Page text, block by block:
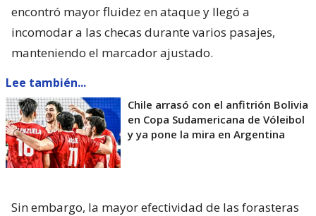
encontró mayor fluidez en ataque y llegó a
incomodar a las checas durante varios pasajes,
manteniendo el marcador ajustado.
Lee también...
Chile arrasó con el anfitrión Bolivia
en Copa Sudamericana de Vóleibol
y ya pone la mira en Argentina
Sin embargo, la mayor efectividad de las forasteras